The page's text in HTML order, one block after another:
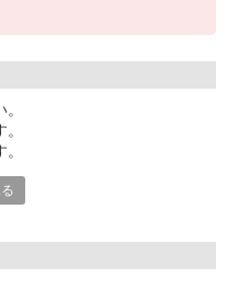
しませんので予めご了承く